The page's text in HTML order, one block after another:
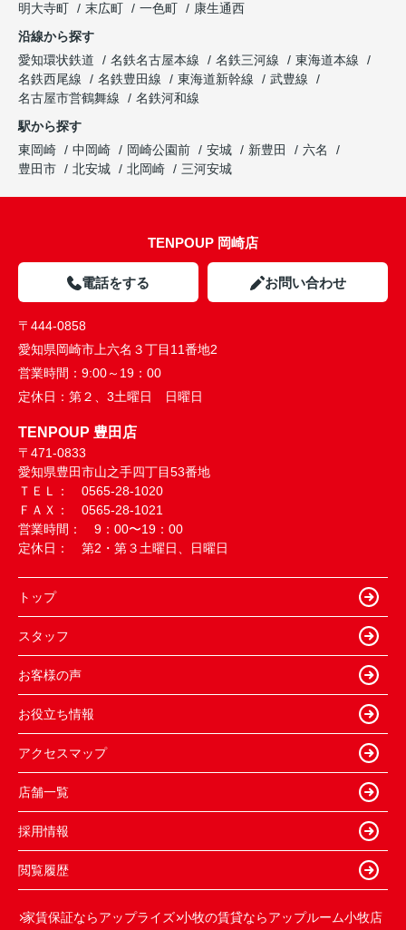
明大寺町
末広町 一色町
康生通西
沿線から探す
愛知環状鉄道
名鉄名古屋本線 名鉄三河線
東海道本線
名鉄西尾線
名鉄豊田線 東海道新幹線
武豊線
名古屋市営鶴舞線
名鉄河和線
駅から探す
東岡崎
中岡崎 岡崎公園前 安城 新豊田
六名
豊田市
北安城 北岡崎 三河安城
TENPOUP 岡崎店
電話をする お問い合わせ
〒444-0858
愛知県岡崎市上六名３丁目11番地2
営業時間： 9:00～19：00
定休日： 第２、3土曜日 日曜日
TENPOUP 豊田店
〒471-0833
愛知県豊田市山之手四丁目53番地
ＴＥＬ： 0565-28-1020
ＦＡＸ： 0565-28-1021
営業時間： 9：00〜19：00
定休日： 第2・第３土曜日、日曜日
トップ
スタッフ
お客様の声
お役立ち情報
アクセスマップ
店舗一覧
採用情報
閲覧履歴
家賃保証ならアップライズ 小牧の賃貸ならアップルーム小牧店